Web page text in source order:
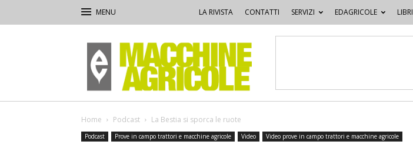
LA RIVISTA CONTATTI SERVIZI EDAGRICOLE LIBRI
Macchine
Agricole
Home Podcast La Bestia si sporca le ruote
Podcast Prove in campo trattori e macchine agricole Video Video prove in campo trattori e macchine agricole